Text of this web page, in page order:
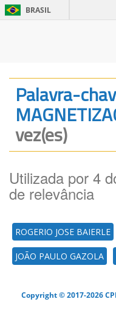
BRASIL
Palavra-
vez(es)
Utilizada por 4
de relevância
ROGERIO JOSE BAIERLE
JOÃO PAULO GAZOLA
Copyright © 2017-2026